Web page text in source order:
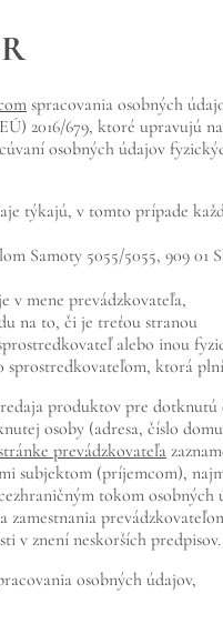
spracovania osobných
2016/679, ktoré
osobných údajov
týkajú, v tomto prípade
Samoty 5055/5055, 909
v mene prevádzkovateľa,
na to, či je treťou stranou
alebo inou
sprostredkovateľom, ktorá
produktov pre
osoby (adresa, číslo
prevádzkovateľa
subjektom (príjemcom),
tokom
zamestnania
v znení neskorších predpisov.
osobných údajov,